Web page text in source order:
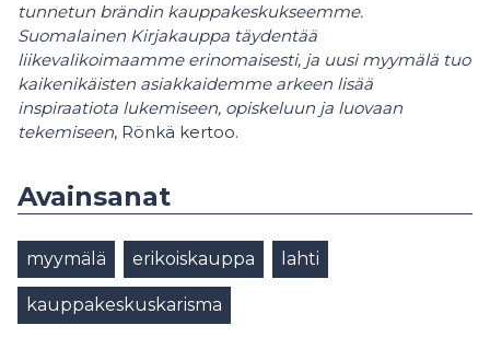
tunnetun brändin kauppakeskukseemme.
Suomalainen Kirjakauppa täydentää
liikevalikoimaamme erinomaisesti, ja uusi myymälä tuo
kaikenikäisten asiakkaidemme arkeen lisää
inspiraatiota lukemiseen, opiskeluun ja luovaan
tekemiseen, Rönkä kertoo.
Avainsanat
myymälä erikoiskauppa lahti
kauppakeskuskarisma